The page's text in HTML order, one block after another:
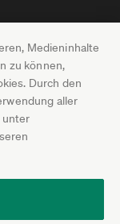
Medieninhalte
zu können,
Durch den
aller
unter